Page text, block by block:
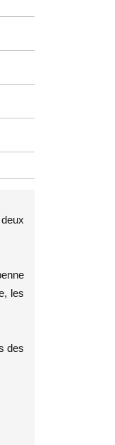
les
des